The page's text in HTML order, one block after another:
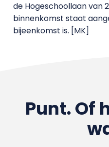
de Hogeschoollaan van
binnenkomst staat
bijeenkomst is. [MK]
Punt. Of